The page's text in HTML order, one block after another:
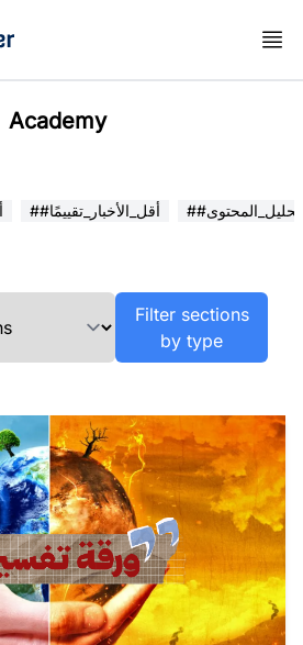
Academy
##أقل_الأخبار_تقييمًا ##تحليل_المحتوى
Filter sections
by type